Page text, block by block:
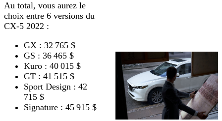
Au total, vous aurez le
choix entre 6 versions du
CX-5 2022 :
GX : 32 765 $
GS : 36 465 $
Kuro : 40 015 $
GT : 41 515 $
Sport Design : 42
715 $
Signature : 45 915 $